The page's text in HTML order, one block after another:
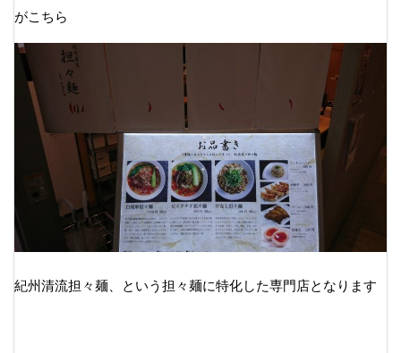
がこちら
紀州清流担々麺、という担々麺に特化した専門店となります